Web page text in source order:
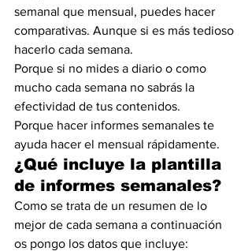
semanal que mensual, puedes hacer
comparativas. Aunque si es más tedioso
hacerlo cada semana.
Porque si no mides a diario o como
mucho cada semana no sabrás la
efectividad de tus contenidos.
Porque hacer informes semanales te
ayuda hacer el mensual rápidamente.
¿Qué incluye la plantilla
de informes semanales?
Como se trata de un resumen de lo
mejor de cada semana a continuación
os pongo los datos que incluye: